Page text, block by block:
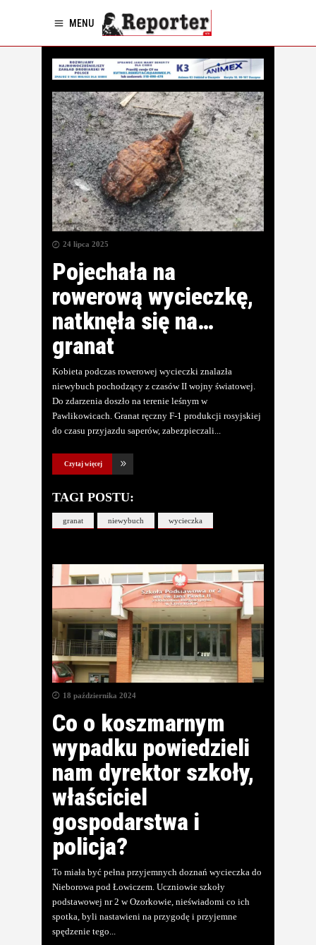
MENU
24 lipca 2025
Pojechała na
rowerową wycieczkę,
natknęła się na…
granat
Kobieta podczas rowerowej wycieczki znalazła
niewybuch pochodzący z czasów II wojny światowej.
Do zdarzenia doszło na terenie leśnym w
Pawlikowicach. Granat ręczny F-1 produkcji rosyjskiej
do czasu przyjazdu saperów, zabezpieczali
Czytaj więcej
TAGI POSTU:
granat niewybuch wycieczka
18 października 2024
Co o koszmarnym
wypadku powiedzieli
nam dyrektor szkoły,
właściciel
gospodarstwa i
policja?
To miała być pełna przyjemnych doznań wycieczka do
Nieborowa pod Łowiczem. Uczniowie szkoły
podstawowej nr 2 w Ozorkowie, nieświadomi co ich
spotka, byli nastawieni na przygodę i przyjemne
spędzenie tego